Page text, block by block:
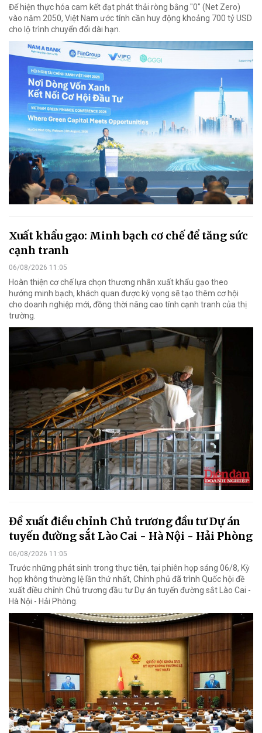
Để hiện thực hóa cam kết đạt phát thải ròng bằng "0" (Net Zero)
vào năm 2050, Việt Nam ước tính cần huy động khoảng 700 tỷ USD
cho lộ trình chuyển đổi dài hạn.
Xuất khẩu gạo: Minh bạch cơ chế để tăng sức
cạnh tranh
06/08/2026 11:05
Hoàn thiện cơ chế lựa chọn thương nhân xuất khẩu gạo theo
hướng minh bạch, khách quan được kỳ vọng sẽ tạo thêm cơ hội
cho doanh nghiệp mới, đồng thời nâng cao tính cạnh tranh của thị
trường.
Đề xuất điều chỉnh Chủ trương đầu tư Dự án
tuyến đường sắt Lào Cai - Hà Nội - Hải Phòng
06/08/2026 11:05
Trước những phát sinh trong thực tiễn, tại phiên họp sáng 06/8, Kỳ
họp không thường lệ lần thứ nhất, Chính phủ đã trình Quốc hội đề
xuất điều chỉnh Chủ trương đầu tư Dự án tuyến đường sắt Lào Cai -
Hà Nội - Hải Phòng.